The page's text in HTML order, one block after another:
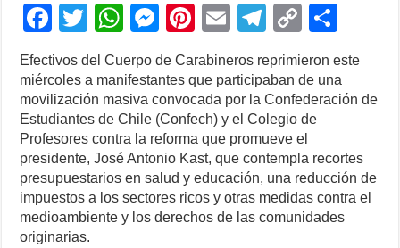
F
a
c
e
b
o
o
k
T
wi
tt
er
W
at
s
A
p
p
M
e
ss
e
n
g
er
Pi
nt
er
e
st
E
ail
T
el
e
gr
a
m
C
p
y
Li
n
k
ar
e
Efectivos del Cuerpo de Carabineros reprimieron este
miércoles a manifestantes que participaban de una
movilización masiva convocada por la Confederación de
Estudiantes de Chile (Confech) y el Colegio de
Profesores contra la reforma que promueve el
presidente, José Antonio Kast, que contempla recortes
presupuestarios en salud y educación, una reducción de
impuestos a los sectores ricos y otras medidas contra el
medioambiente y los derechos de las comunidades
originarias.